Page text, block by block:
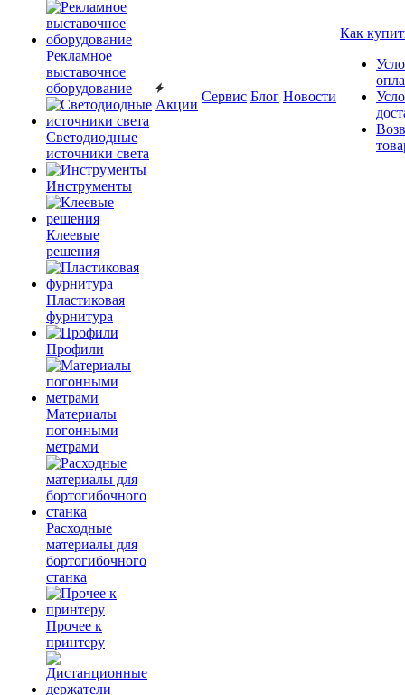
Рекламное
выставочное
оборудование
Светодиодные
источники света
Инструменты
Клеевые
решения
Пластиковая
фурнитура
Профили
Материалы
погонными
метрами
Расходные
материалы для
бортогибочного
станка
Прочее к
принтеру
Акции
Сервис Блог Новости
Как